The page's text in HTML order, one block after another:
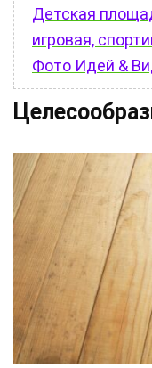
Детская
игровая,
Фото Идей &